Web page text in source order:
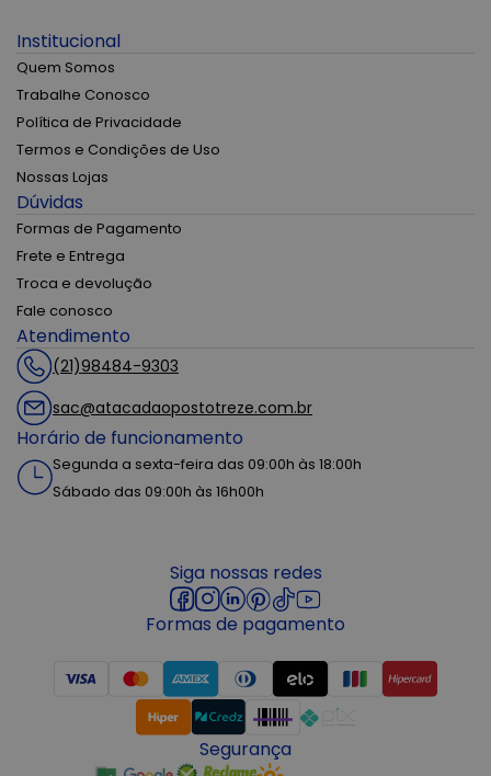
Institucional
Quem Somos
Trabalhe Conosco
Política de Privacidade
Termos e Condições de Uso
Nossas Lojas
Dúvidas
Formas de Pagamento
Frete e Entrega
Troca e devolução
Fale conosco
Atendimento
(21)98484-9303
sac@atacadaopostotreze.com.br
Horário de funcionamento
Segunda a sexta-feira das 09:00h às 18:00h
Sábado das 09:00h às 16h00h
Siga nossas redes
Formas de pagamento
Segurança